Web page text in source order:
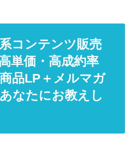
コンテンツ販売
単価・高成約率
品LP＋メルマガ
なたにお教えし